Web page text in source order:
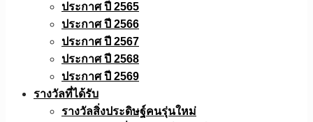
ประกาศ ปี 2565
ประกาศ ปี 2566
ประกาศ ปี 2567
ประกาศ ปี 2568
ประกาศ ปี 2569
รางวัลที่ได้รับ
รางวัลสิ่งประดิษฐ์คนรุ่นใหม่